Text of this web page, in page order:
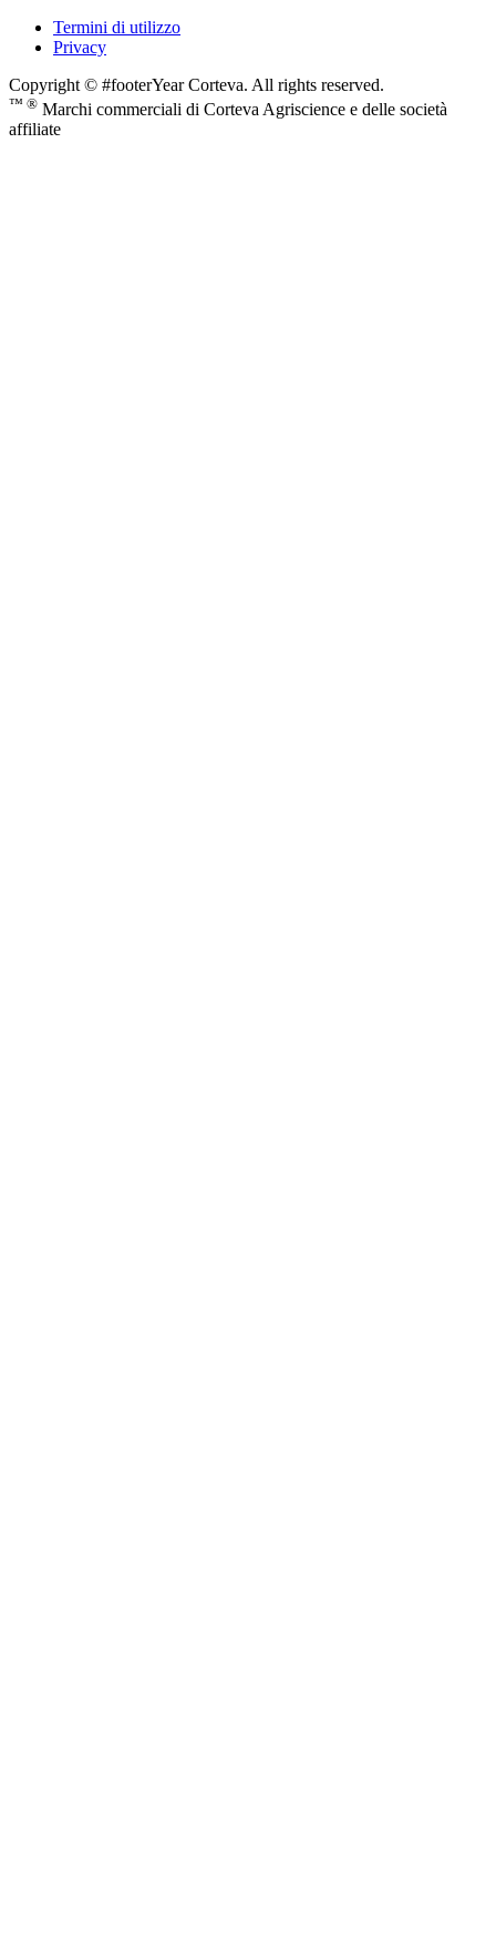
Termini di utilizzo
Privacy
Copyright © #footerYear Corteva. All rights reserved.
™ ® Marchi commerciali di Corteva Agriscience e delle società
affiliate